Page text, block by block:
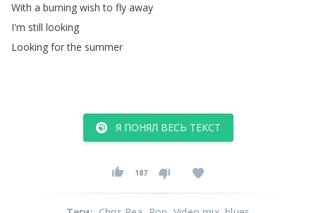
With a burning wish to fly away
I'm still looking
Looking for the summer
Я ПОНЯЛ ВЕСЬ ТЕКСТ
187